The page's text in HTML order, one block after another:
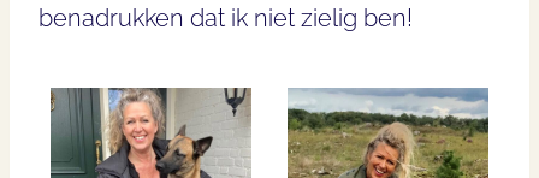
benadrukken dat ik niet zielig ben!